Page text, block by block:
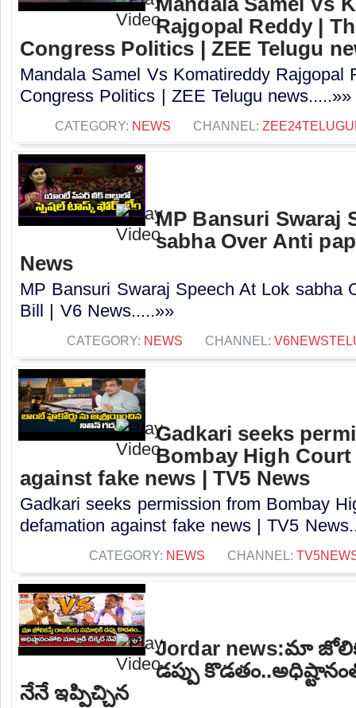
Rajgopal Reddy |
Congress Politics | ZEE Telugu
Mandala Samel Vs Komatireddy Rajgopal
Congress Politics | ZEE Telugu news.....»»
CATEGORY: NEWS CHANNEL:
MP Bansuri Swaraj
sabha Over Anti
News
MP Bansuri Swaraj Speech At Lok sabha
Bill | V6 News.....»»
CATEGORY: NEWS CHANNEL:
Gadkari seeks
Bombay High
against fake news | TV5 News
Gadkari seeks permission from Bombay
defamation against fake news | TV5
CATEGORY: NEWS CHANNEL:
Jordar news:మా
డప్పు
నేనే ఇప్పిచ్చిన